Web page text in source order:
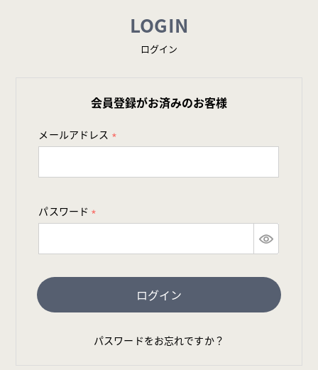
LOGIN
ログイン
会員登録がお済みのお客様
メールアドレス
パスワード
)
ログイン
パスワードをお忘れですか？